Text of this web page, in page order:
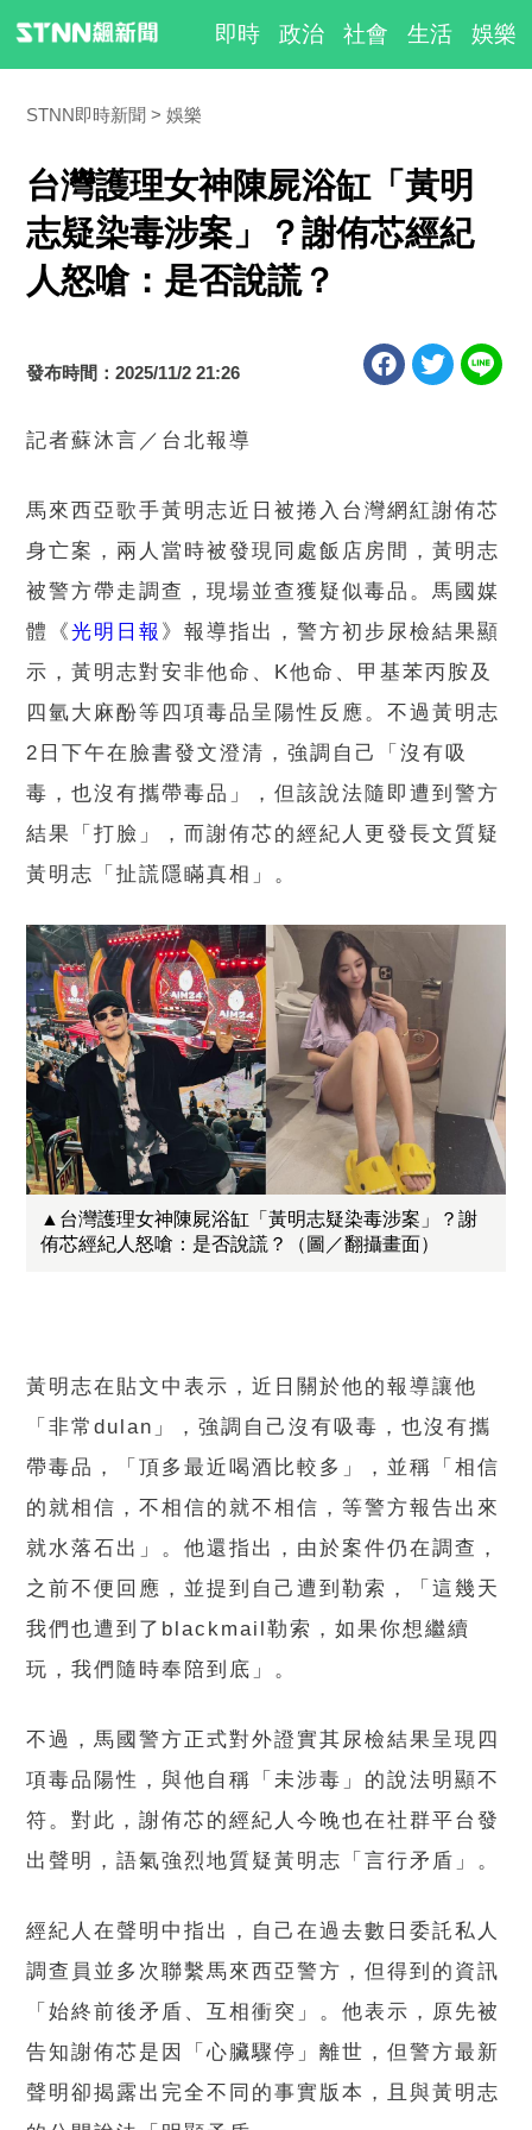
即時 政治 社會 生活 娛樂
STNN即時新聞 娛樂
台灣護理女神陳屍浴缸「黃明
志疑染毒涉案」？謝侑芯經紀
人怒嗆：是否說謊？
發布時間：2025/11/2 21:26
記者蘇沐言／台北報導
馬來西亞歌手黃明志近日被捲入台灣網紅謝侑芯
身亡案，兩人當時被發現同處飯店房間，黃明志
被警方帶走調查，現場並查獲疑似毒品。馬國媒
體《光明日報 》報導指出，警方初步尿檢結果顯
示，黃明志對安非他命、K他命、甲基苯丙胺及
四氫大麻酚等四項毒品呈陽性反應。不過黃明志
2日下午在臉書發文澄清，強調自己「沒有吸
毒，也沒有攜帶毒品」，但該說法隨即遭到警方
結果「打臉」，而謝侑芯的經紀人更發長文質疑
黃明志「扯謊隱瞞真相」。
▲台灣護理女神陳屍浴缸「黃明志疑染毒涉案」？謝
侑芯經紀人怒嗆：是否說謊？（圖／翻攝畫面）
黃明志在貼文中表示，近日關於他的報導讓他
「非常dulan」，強調自己沒有吸毒，也沒有攜
帶毒品，「頂多最近喝酒比較多」，並稱「相信
的就相信，不相信的就不相信，等警方報告出來
就水落石出」。他還指出，由於案件仍在調查，
之前不便回應，並提到自己遭到勒索，「這幾天
我們也遭到了blackmail勒索，如果你想繼續
玩，我們隨時奉陪到底」。
不過，馬國警方正式對外證實其尿檢結果呈現四
項毒品陽性，與他自稱「未涉毒」的說法明顯不
符。對此，謝侑芯的經紀人今晚也在社群平台發
出聲明，語氣強烈地質疑黃明志「言行矛盾」。
經紀人在聲明中指出，自己在過去數日委託私人
調查員並多次聯繫馬來西亞警方，但得到的資訊
「始終前後矛盾、互相衝突」。他表示，原先被
告知謝侑芯是因「心臟驟停」離世，但警方最新
聲明卻揭露出完全不同的事實版本，且與黃明志